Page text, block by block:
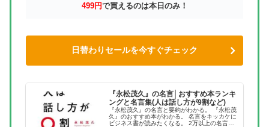
499円で買えるのは本日のみ！
日替わりセールを今すぐチェック
『永松茂久』の名言│おすすめ本ランキ
ングと名言集(人は話し方が9割など)
『永松茂久』の名言と要約がわかる。 『永松茂
久』のおすすめ本がわかる。 名言をキッカケに
ビジネス書が読みたくなる。 2万以上の名言を